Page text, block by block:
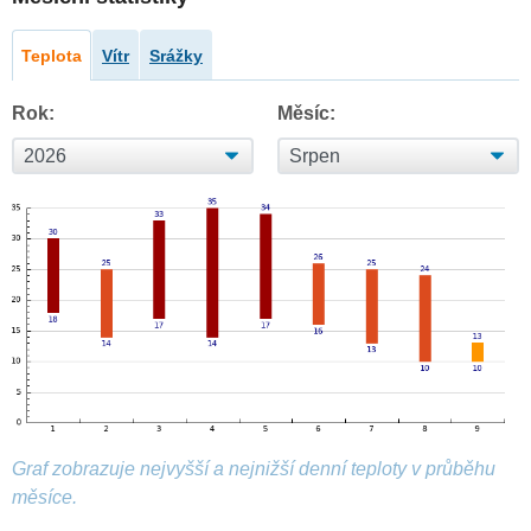
Teplota Vítr Srážky
Rok: Měsíc:
Graf zobrazuje nejvyšší a nejnižší denní teploty v průběhu
měsíce.